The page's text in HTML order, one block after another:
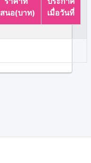
สนอ(บาท)
เมื่อวันที่